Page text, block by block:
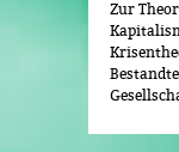
Zur